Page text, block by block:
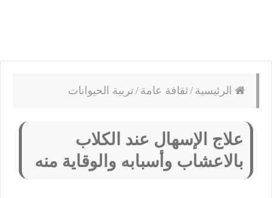
الرئيسية /ثقافة عامة /تربية الحيوانات
علاج الإسهال عند الكلاب
بالاعشاب وأسبابه والوقاية منه